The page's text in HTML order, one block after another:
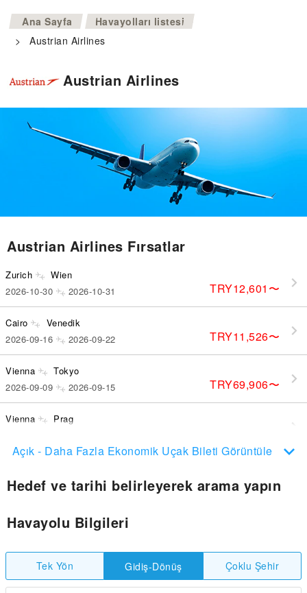
Ana Sayfa >
Havayolları listesi
>
Austrian Airlines
Austrian Airlines
Austrian Airlines Fırsatlar
Zurich Wien
TRY12,601 〜
2026-10-30 2026-10-31
Cairo Venedik
TRY11,526〜
2026-09-16 2026-09-22
Vienna Tokyo
TRY69,906〜
2026-09-09 2026-09-15
Vienna Prag
Açık - Daha Fazla Ekonomik Uçak Bileti Görüntüle
Hedef ve tarihi belirleyerek arama yapın
Havayolu Bilgileri
Tek Yön Gidiş-Dönüş Çoklu Şehir